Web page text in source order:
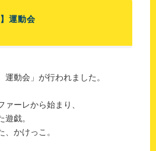
運動会
動会」が行われました。
ーレから始まり、
戯。
、かけっこ。